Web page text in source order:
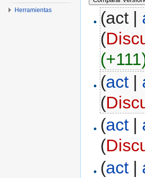
(act |
(
(act|
(
(act|
(
(act|
Herramientas